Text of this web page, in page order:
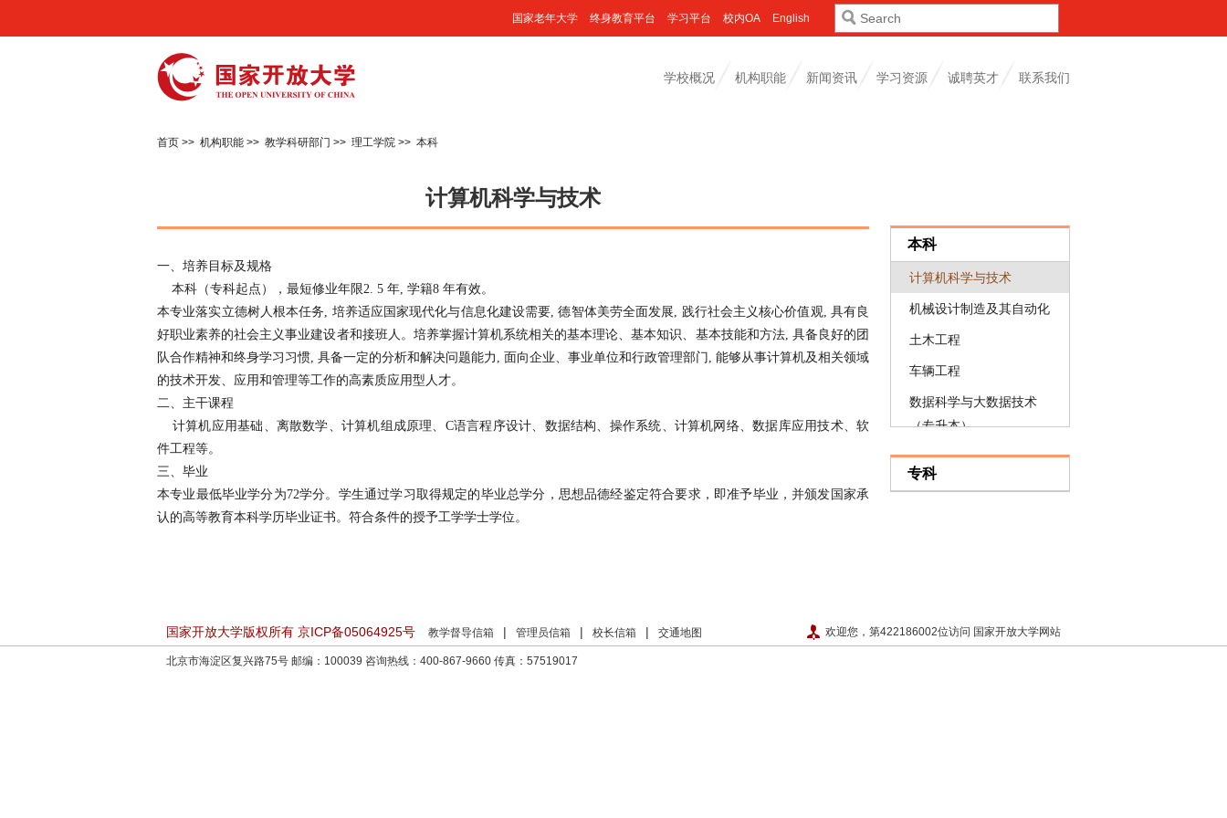
English
校内OA
学习平台
终身教育平台
国家老年大学
学校概况 机构职能 新闻资讯 学习资源 诚聘英才 联系我们
首页 >> 机构职能 >> 教学科研部门 >> 理工学院 >> 本科
本科
计算机科学与技术
机械设计制造及其自动化
土木工程
车辆工程
数据科学与大数据技术
（专升本）
软件工程（专升本）
机器人工程
专科
计算机科学与技术
一、培养目标及规格
本科（专科起点），最短修业年限2. 5 年, 学籍8 年有效。
本专业落实立德树人根本任务, 培养适应国家现代化与信息化建设需要, 德智体美劳全面发展, 践行社会主义核心价值观, 具有良
好职业素养的社会主义事业建设者和接班人。培养掌握计算机系统相关的基本理论、基本知识、基本技能和方法, 具备良好的团
队合作精神和终身学习习惯, 具备一定的分析和解决问题能力, 面向企业、事业单位和行政管理部门, 能够从事计算机及相关领域
的技术开发、应用和管理等工作的高素质应用型人才。
二、主干课程
计算机应用基础、离散数学、计算机组成原理、C语言程序设计、数据结构、操作系统、计算机网络、数据库应用技术、软
件工程等。
三、毕业
本专业最低毕业学分为72学分。学生通过学习取得规定的毕业总学分，思想品德经鉴定符合要求，即准予毕业，并颁发国家承
认的高等教育本科学历毕业证书。符合条件的授予工学学士学位。
国家开放大学版权所有 京ICP备05064925号 教学督导信箱 | 管理员信箱 | 校长信箱 | 交通地图 欢迎您，第422186002位访问 国家开放大学网站
北京市海淀区复兴路75号 邮编：100039 咨询热线：400-867-9660 传真：57519017